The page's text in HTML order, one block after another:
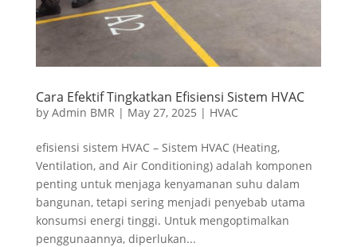
Cara Efektif Tingkatkan Efisiensi Sistem HVAC
by Admin BMR | May 27, 2025 | HVAC
efisiensi sistem HVAC – Sistem HVAC (Heating,
Ventilation, and Air Conditioning) adalah komponen
penting untuk menjaga kenyamanan suhu dalam
bangunan, tetapi sering menjadi penyebab utama
konsumsi energi tinggi. Untuk mengoptimalkan
penggunaannya, diperlukan...